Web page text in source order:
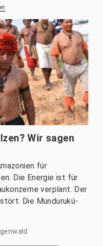
Wir sagen
für
Die Energie ist für
verplant. Der
Die Mundurukú-